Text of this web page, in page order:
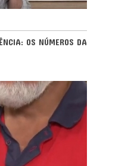
OS NÚMEROS DA